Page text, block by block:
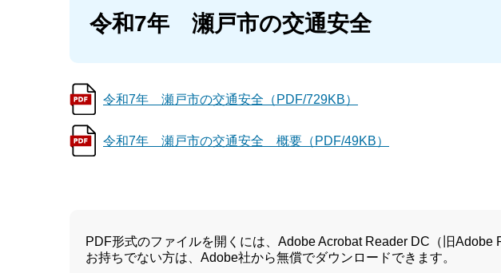
令和7年 瀬戸市の交通安全
令和7年 瀬戸市の交通安全（PDF/729KB）
令和7年 瀬戸市の交通安全 概要（PDF/49KB）
PDF形式のファイルを開くには、Adobe Acrobat Reader DC（旧Adobe
お持ちでない方は、Adobe社から無償でダウンロードできます。